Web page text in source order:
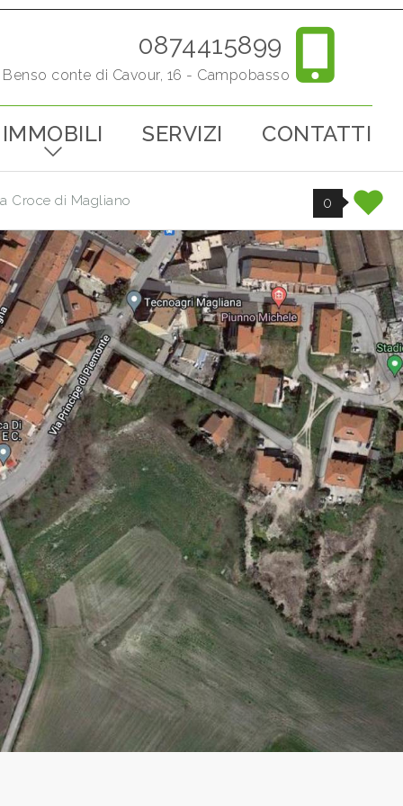
0874415899
conte di Cavour, 16 - Campobasso
IMMOBILI SERVIZI CONTATTI
Croce di Magliano 0